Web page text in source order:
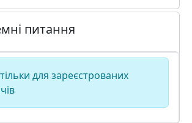
питання
для зареєстрованих